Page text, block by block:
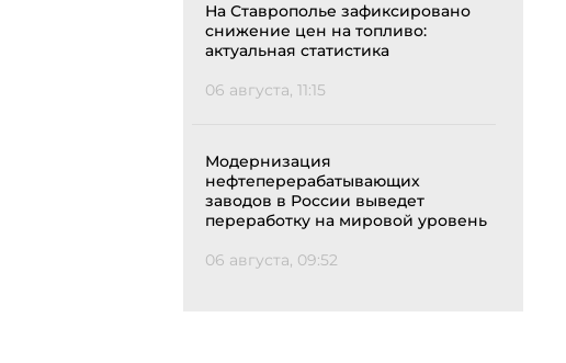
На Ставрополье зафиксировано
снижение цен на топливо:
актуальная статистика
06 августа, 11:15
Модернизация
нефтеперерабатывающих
заводов в России выведет
переработку на мировой уровень
06 августа, 09:52